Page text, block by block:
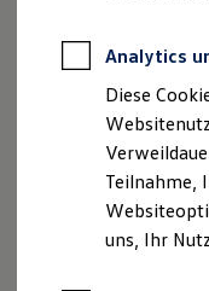
Kfz-
ID.Analytics
Diese
Teilnahme,
uns, Ihr